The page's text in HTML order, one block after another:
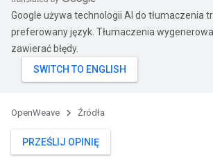
Google używa technologii AI do tłumaczenia
preferowany język. Tłumaczenia
zawierać błędy.
OpenWeave Źródła
PRZEŚLIJ OPINIĘ